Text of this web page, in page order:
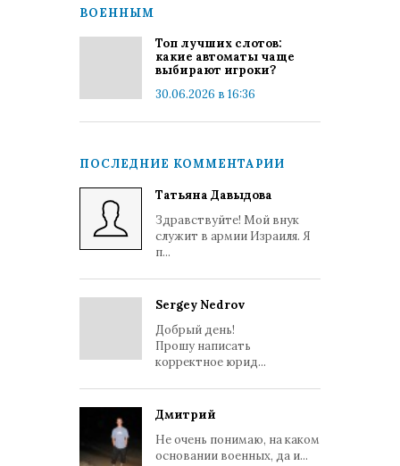
ВОЕННЫМ
Топ лучших слотов:
какие автоматы чаще
выбирают игроки?
30.06.2026 в 16:36
ПОСЛЕДНИЕ КОММЕНТАРИИ
Татьяна Давыдова
Здравствуйте! Мой внук
служит в армии Израиля. Я
п...
Sergey Nedrov
Добрый день!
Прошу написать
корректное юрид...
Дмитрий
Не очень понимаю, на каком
основании военных, да и...